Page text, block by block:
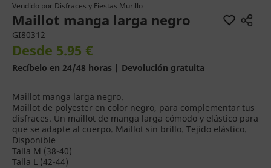
Vendido por Disfraces y Fiestas Murillo
Maillot manga larga negro
GI80312
Desde 5.95 €
Recíbelo en 24/48 horas | Devolución gratuita
Maillot manga larga negro.
Maillot de polyester en color negro, para complementar tus
disfraces. Un maillot de manga larga cómodo y elástico para
que se adapte al cuerpo. Maillot sin brillo. Tejido elástico.
Disponible
Talla M (38-40)
Talla L (42-44)